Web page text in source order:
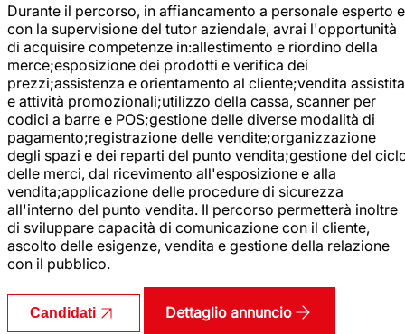
Durante il percorso, in affiancamento a personale esperto e
con la supervisione del tutor aziendale, avrai l'opportunità
di acquisire competenze in:allestimento e riordino della
merce;esposizione dei prodotti e verifica dei
prezzi;assistenza e orientamento al cliente;vendita assistita
e attività promozionali;utilizzo della cassa, scanner per
codici a barre e POS;gestione delle diverse modalità di
pagamento;registrazione delle vendite;organizzazione
degli spazi e dei reparti del punto vendita;gestione del
delle merci, dal ricevimento all'esposizione e alla
vendita;applicazione delle procedure di sicurezza
all'interno del punto vendita. Il percorso permetterà inoltre
di sviluppare capacità di comunicazione con il cliente,
ascolto delle esigenze, vendita e gestione della relazione
con il pubblico.
Candidati Dettaglio annuncio